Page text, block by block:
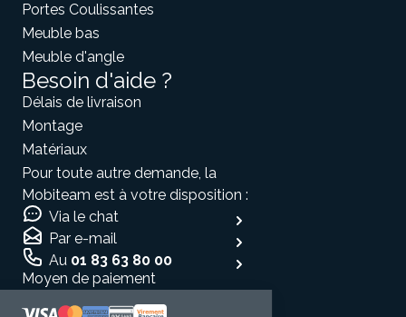
Portes Coulissantes
Meuble bas
Meuble d'angle
Besoin d'aide ?
Délais de livraison
Montage
Matériaux
Pour toute autre demande, la
Mobiteam est à votre disposition :
Via le chat
Par e-mail
Au 01 83 63 80 00
Moyen de paiement